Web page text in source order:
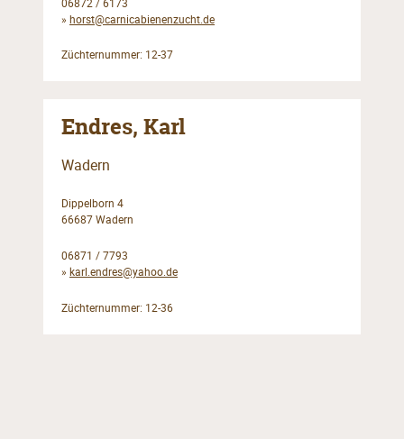
» horst@carnicabienenzucht.de
Züchternummer: 12-37
Endres, Karl
Wadern
Dippelborn 4
66687 Wadern
06871 / 7793
» karl.endres@yahoo.de
Züchternummer: 12-36